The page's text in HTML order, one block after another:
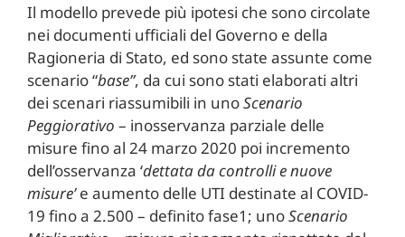
Il modello prevede più ipotesi che sono circolate
nei documenti ufficiali del Governo e della
Ragioneria di Stato, ed sono state assunte come
scenario “base”, da cui sono stati elaborati altri
dei scenari riassumibili in unoScenario
Peggiorativo – inosservanza parziale delle
misure fino al 24 marzo 2020 poi incremento
dell’osservanza ‘dettata da controlli e nuove
misure’e aumento delle UTI destinate al COVID-
19 fino a 2.500 – definito fase1; unoScenario